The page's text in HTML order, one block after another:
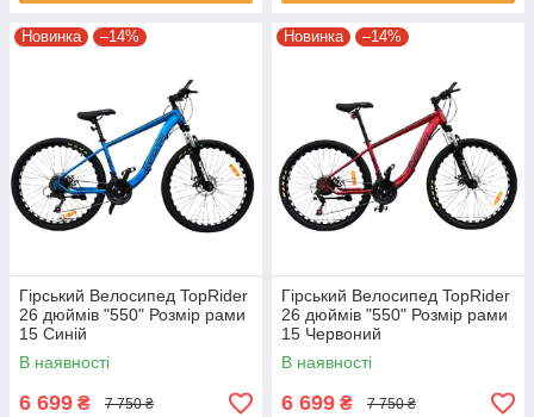
Новинка –14%
Гірський Велосипед TopRider
26 дюймів "550" Розмір рами
15 Синій
В наявності
6 699 ₴ 7 750 ₴
Новинка –14%
Гірський Велосипед TopRider
26 дюймів "550" Розмір рами
15 Червоний
В наявності
6 699 ₴ 7 750 ₴